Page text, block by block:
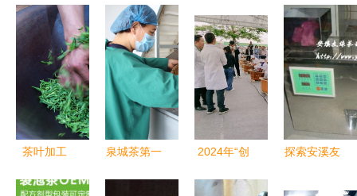
茶叶加工
泉城茶第一
2024年“创
探索安溪友